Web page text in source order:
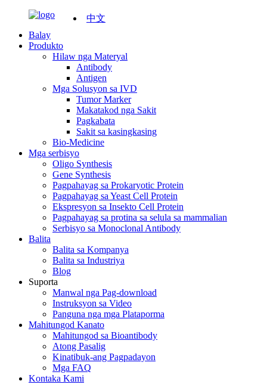
Balay
Produkto
Hilaw nga Materyal
Antibody
Antigen
Mga Solusyon sa IVD
Tumor Marker
Makatakod nga Sakit
Pagkabata
Sakit sa kasingkasing
Bio-Medicine
Mga serbisyo
Oligo Synthesis
Gene Synthesis
Pagpahayag sa Prokaryotic Protein
Pagpahayag sa Yeast Cell Protein
Ekspresyon sa Insekto Cell Protein
Pagpahayag sa protina sa selula sa mammalian
Serbisyo sa Monoclonal Antibody
Balita
Balita sa Kompanya
Balita sa Industriya
Blog
Suporta
Manwal nga Pag-download
Instruksyon sa Video
Panguna nga mga Plataporma
Mahitungod Kanato
Mahitungod sa Bioantibody
Atong Pasalig
Kinatibuk-ang Pagpadayon
Mga FAQ
Kontaka Kami
中文